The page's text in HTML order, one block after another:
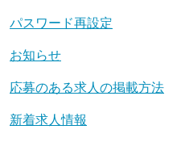
パスワード再設定
お知らせ
応募のある求人の掲載方法
新着求人情報